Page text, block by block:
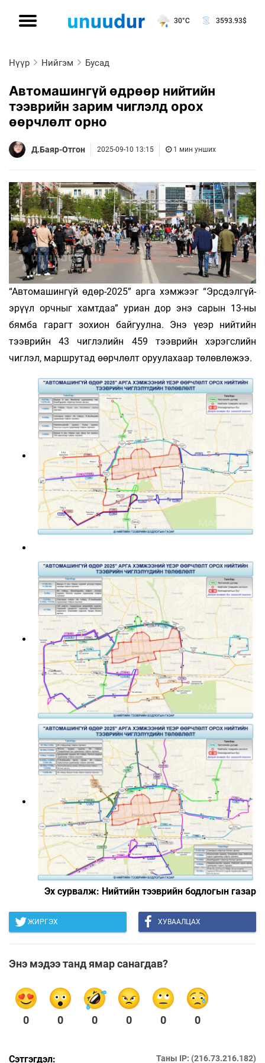
30°C 3593.93$
Нүүр Нийгэм Бусад
Автомашингүй өдрөөр нийтийн
тээврийн зарим чиглэлд орох
өөрчлөлт орно
Д.Баяр-Отгон 2025-09-10 13:15 1 мин унших
“Автомашингүй өдөр-2025” арга хэмжээг “Эрсдэлгүй-
эрүүл орчныг хамтдаа” уриан дор энэ сарын 13-ны
бямба гарагт зохион байгуулна. Энэ үеэр нийтийн
тээврийн 43 чиглэлийн 459 тээврийн хэрэгслийн
чиглэл, маршрутад өөрчлөлт оруулахаар төлөвлөжээ.
Эх сурвалж: Нийтийн тээврийн бодлогын газар
ЖИРГЭХ ХУВААЛЦАХ
Энэ мэдээ танд ямар санагдав?
0 0 0 0 0 0
Сэтгэгдэл: Таны IP: (216.73.216.182)